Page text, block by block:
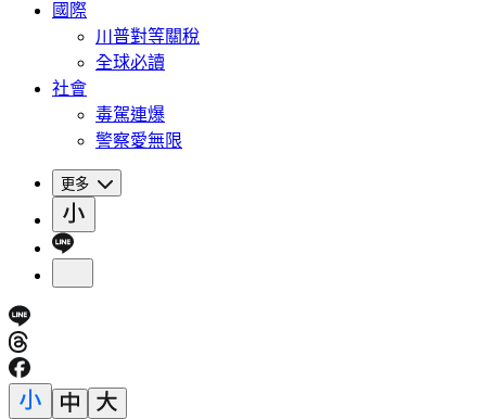
國際
川普對等關稅
全球必讀
社會
毒駕連爆
警察愛無限
更多